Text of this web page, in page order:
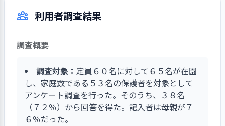
の連携を密にしている。また、職員会議では常に
Ｐ（事業継続計画）作成は、村役場と連携して早
急に準備を進めようとしている。
間の他にも日常的に取り入れており、３・４・５
って一緒に体を動かす中で、年長児が手を繋ぎリ
ードする姿も見られている。４・５歳児合同の活
児が「真似してみよう」と挑戦する様子もあっ
た。また、年長児が乳児クラスに行き、着替えの
手伝いや午睡の布団の片づけなどを行って、小さ
い子に優しく関わっている。
利用者調査結果
調査概要
調査対象： 定員６０名に対して６５名が在園
し、家庭数である５３名の保護者を対象として
アンケート調査を行った。そのうち、３８名
（７２％）から回答を得た。記入者は母親が７
６％だった。